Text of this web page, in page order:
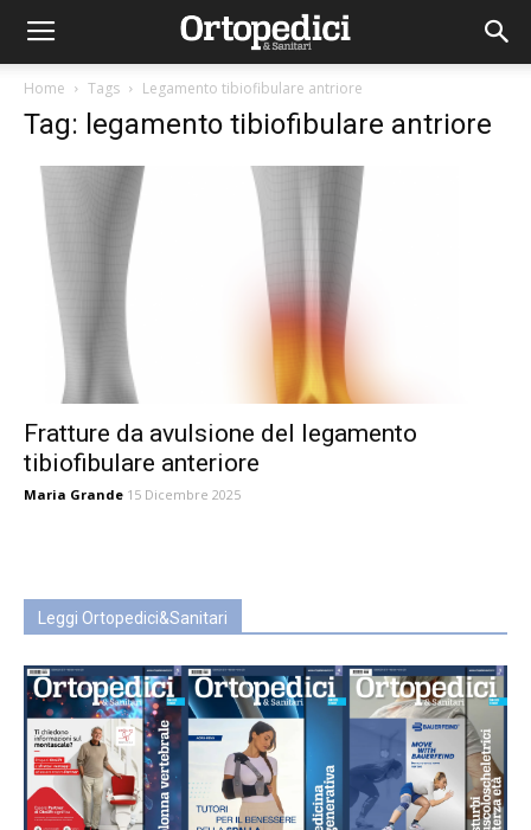
Home Tags Legamento tibiofibulare antriore
Tag: legamento tibiofibulare antriore
Fratture da avulsione del legamento
tibiofibulare anteriore
Maria Grande 15 Dicembre 2025
Leggi Ortopedici&Sanitari